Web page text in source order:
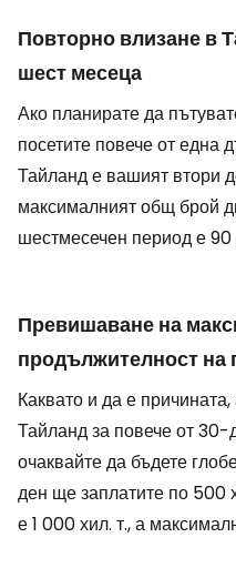
Повторно влизане в
шест месеца
Ако планирате да
посетите повече от една
Тайланд е вашият втори
максималният общ брой
шестмесечен период е 90
Превишаване на
продължителност на
Каквато и да е
Тайланд за повече от
очаквайте да бъдете
ден ще заплатите по 500
е 1 000 хил. т., а